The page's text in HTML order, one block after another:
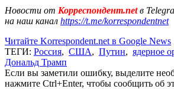
Новости от Корреспондент.netв
на наш канал https://t.me/korrespondentnet
Читайте Korrespondent.net в Google News
ТЕГИ: Россия, США, Путин, ядерное
Дональд Трамп
Если вы заметили ошибку, выделите
нажмите Ctrl+Enter, чтобы сообщить об